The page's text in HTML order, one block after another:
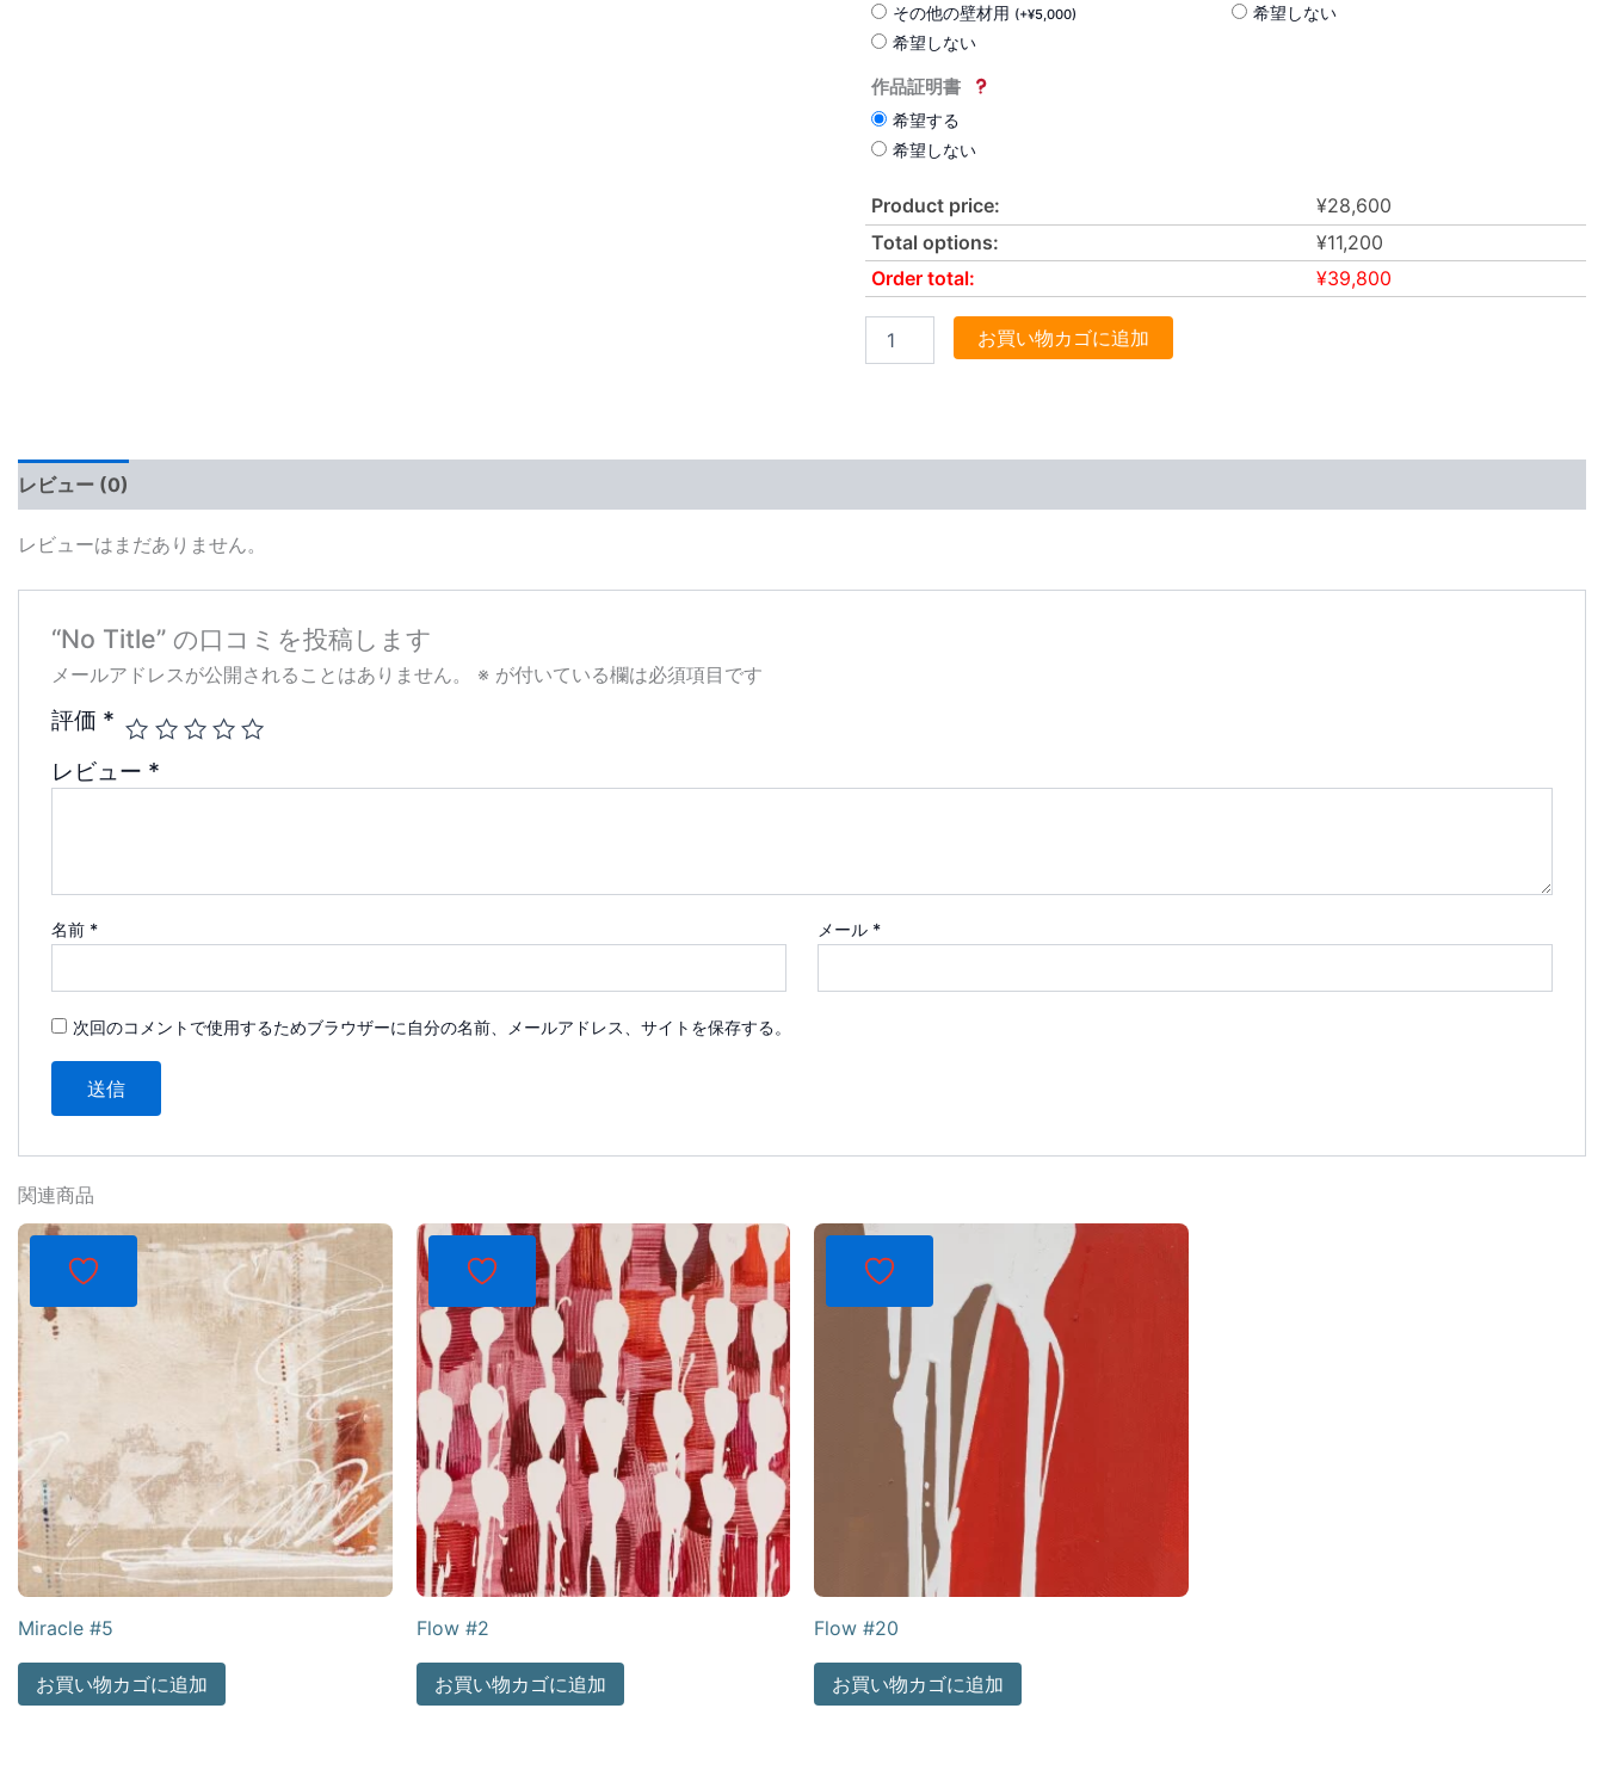
その他の壁材用 (+¥5,000)
希望しない
希望しない
作品証明書
希望する
希望しない
Product price: ¥28,600
Total options:
¥11,200
Order total:
¥39,800
お買い物カゴに追加
レビュー (0)
レビューはまだありません。
“No Title” の口コミを投稿します
メールアドレスが公開されることはありません。 ※ が付いている欄は必須項目です
評価 *
レビュー *
名前 * メール *
次回のコメントで使用するためブラウザーに自分の名前、メールアドレス、サイトを保存する。
関連商品
Miracle #5
お買い物カゴに追加
Flow #2
お買い物カゴに追加
Flow #20
お買い物カゴに追加